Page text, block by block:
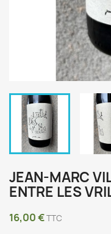
JEAN-MARC
ENTRE LES
16,00 €TTC